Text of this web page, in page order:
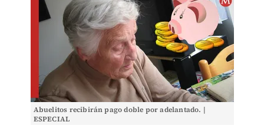
Abuelitos recibirán pago doble por adelantado. |
ESPECIAL